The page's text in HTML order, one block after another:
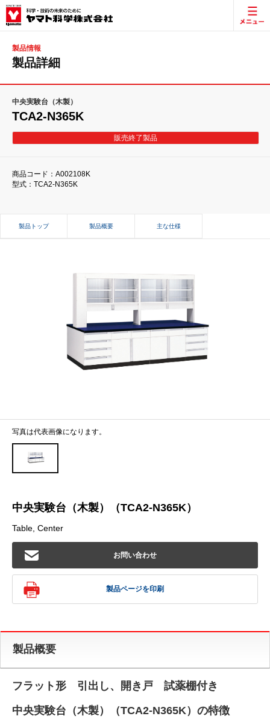
製品情報
製品詳細
中央実験台（木製）
TCA2-N365K
販売終了製品
商品コード：A002108K
型式：TCA2-N365K
製品トップ 製品概要 主な仕様
写真は代表画像になります。
中央実験台（木製）（TCA2-N365K）
Table, Center
お問い合わせ
製品ページを印刷
製品概要
フラット形 引出し、開き戸 試薬棚付き
中央実験台（木製）（TCA2-N365K）の特徴